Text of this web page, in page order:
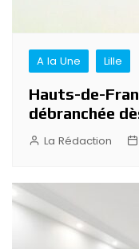
A la Une Lille
Hauts-de-
débranchée
La Rédaction